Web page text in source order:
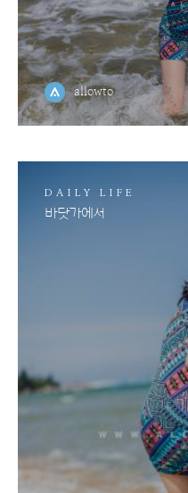
allowto
DAILY LIFE
바닷가에서